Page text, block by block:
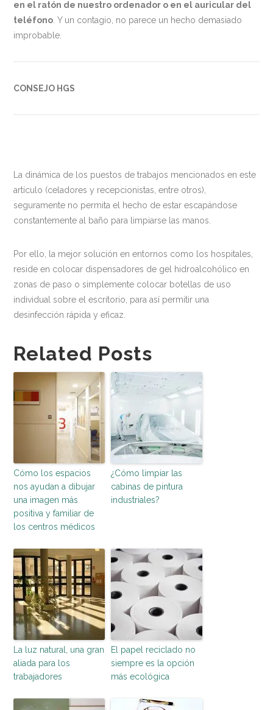
en el ratón de nuestro ordenador o en el auricular del
teléfono . Y un contagio, no parece un hecho demasiado
improbable.
CONSEJO HGS
La dinámica de los puestos de trabajos mencionados en este
artículo (celadores y recepcionistas, entre otros),
seguramente no permita el hecho de estar escapándose
constantemente al baño para limpiarse las manos.
Por ello, la mejor solución en entornos como los hospitales,
reside en colocar dispensadores de gel hidroalcohólico en
zonas de paso o simplemente colocar botellas de uso
individual sobre el escritorio, para así permitir una
desinfección rápida y eficaz.
Related Posts
Cómo los espacios
nos ayudan a dibujar
una imagen más
positiva y familiar de
los centros médicos
¿Cómo limpiar las
cabinas de pintura
industriales?
La luz natural, una gran
aliada para los
trabajadores
El papel reciclado no
siempre es la opción
más ecológica